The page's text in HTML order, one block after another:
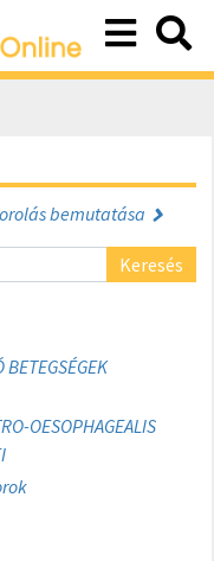
bemutatása
Keresés
BETEGSÉGEK
OESOPHAGEALIS